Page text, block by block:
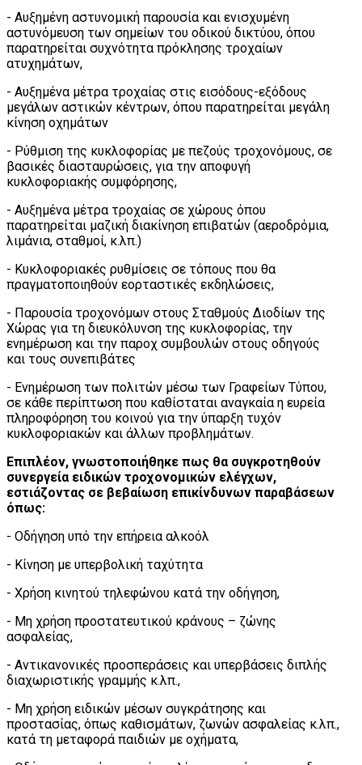
- Αυξημένη αστυνομική παρουσία και ενισχυμένη
αστυνόμευση των σημείων του οδικού δικτύου, όπου
παρατηρείται συχνότητα πρόκλησης τροχαίων
ατυχημάτων,
- Αυξημένα μέτρα τροχαίας στις εισόδους-εξόδους
μεγάλων αστικών κέντρων, όπου παρατηρείται μεγάλη
κίνηση οχημάτων
- Ρύθμιση της κυκλοφορίας με πεζούς τροχονόμους, σε
βασικές διασταυρώσεις, για την αποφυγή
κυκλοφοριακής συμφόρησης,
- Αυξημένα μέτρα τροχαίας σε χώρους όπου
παρατηρείται μαζική διακίνηση επιβατών (αεροδρόμια,
λιμάνια, σταθμοί, κ.λπ.)
- Κυκλοφοριακές ρυθμίσεις σε τόπους που θα
πραγματοποιηθούν εορταστικές εκδηλώσεις,
- Παρουσία τροχονόμων στους Σταθμούς Διοδίων της
Χώρας για τη διευκόλυνση της κυκλοφορίας, την
ενημέρωση και την παροχ συμβουλών στους οδηγούς
και τους συνεπιβάτες
- Ενημέρωση των πολιτών μέσω των Γραφείων Τύπου,
σε κάθε περίπτωση που καθίσταται αναγκαία η ευρεία
πληροφόρηση του κοινού για την ύπαρξη τυχόν
κυκλοφοριακών και άλλων προβλημάτων.
Επιπλέον, γνωστοποιήθηκε πως θα συγκροτηθούν
συνεργεία ειδικών τροχονομικών ελέγχων,
εστιάζοντας σε βεβαίωση επικίνδυνων παραβάσεων
όπως:
- Οδήγηση υπό την επήρεια αλκοόλ
- Κίνηση με υπερβολική ταχύτητα
- Χρήση κινητού τηλεφώνου κατά την οδήγηση,
- Μη χρήση προστατευτικού κράνους – ζώνης
ασφαλείας,
- Αντικανονικές προσπεράσεις και υπερβάσεις διπλής
διαχωριστικής γραμμής κ.λπ.,
- Μη χρήση ειδικών μέσων συγκράτησης και
προστασίας, όπως καθισμάτων, ζωνών ασφαλείας κ.λπ.,
κατά τη μεταφορά παιδιών με οχήματα,